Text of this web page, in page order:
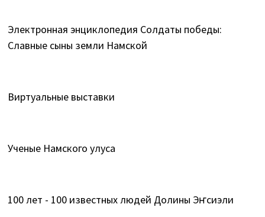
Электронная энциклопедия Солдаты победы:
Славные сыны земли Намской
Виртуальные выставки
Ученые Намского улуса
100 лет - 100 известных людей Долины Эҥсиэли